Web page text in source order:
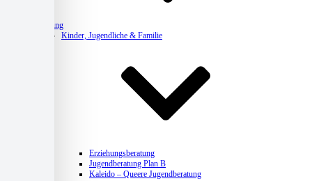
Beratung
Kinder, Jugendliche & Familie
Erziehungsberatung
Jugendberatung Plan B
Kaleido – Queere Jugendberatung